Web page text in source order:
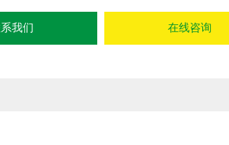
我们 在线咨询